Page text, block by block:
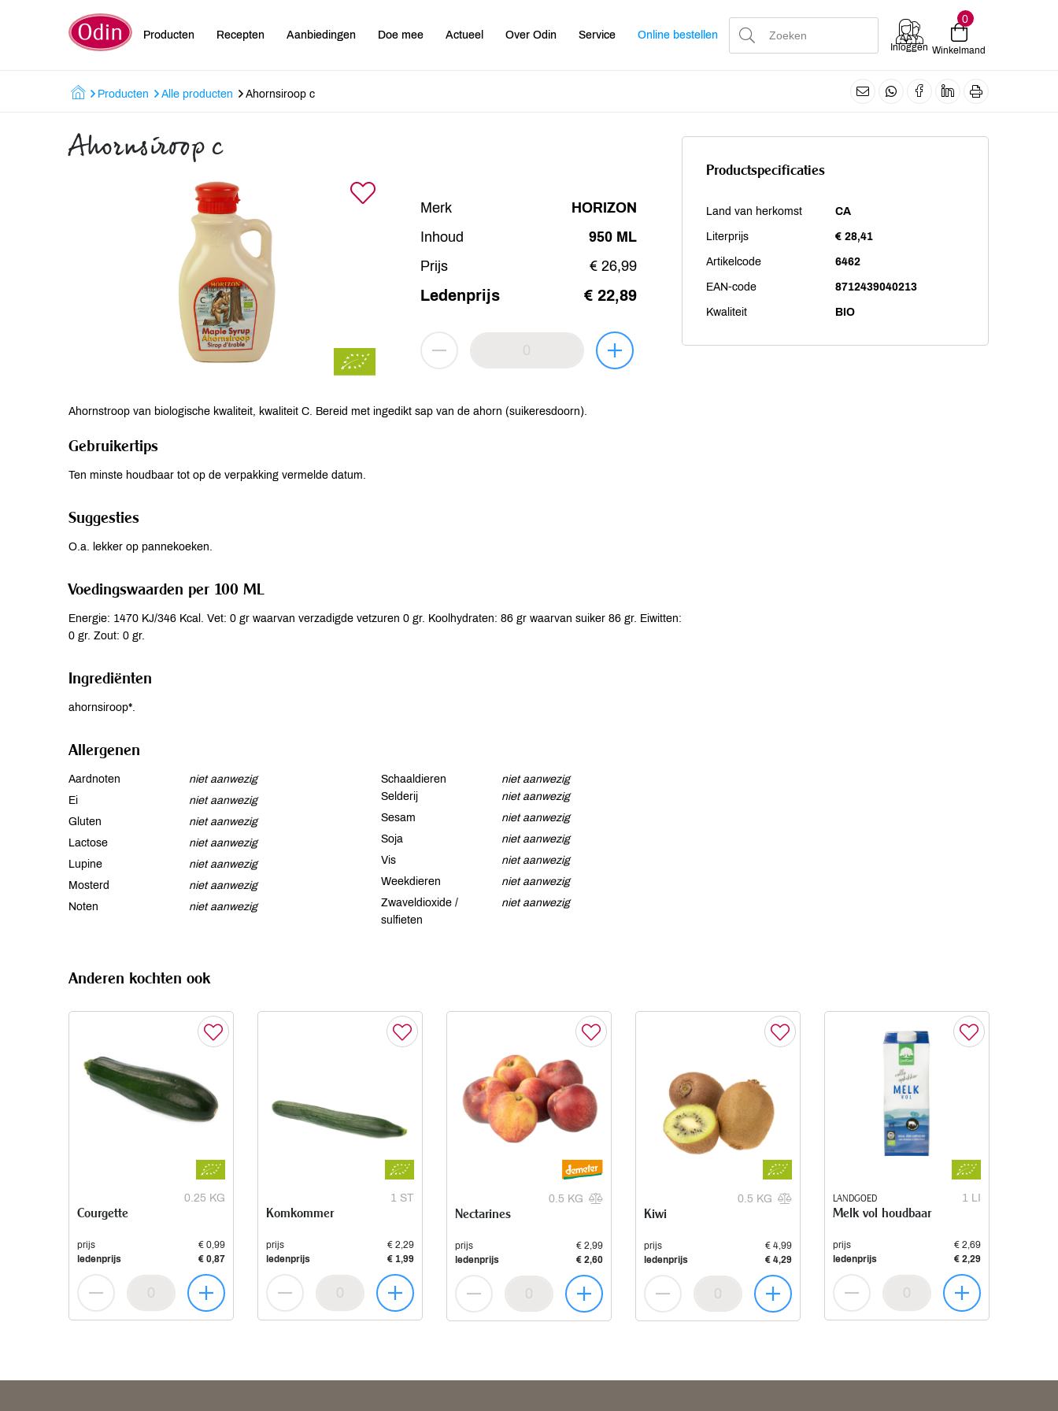
Producten Recepten Aanbiedingen Doe mee Actueel Over Odin Service Online bestellen
Inloggen
0
Winkelmand
Producten Alle producten Ahornsiroop c
Ahornsiroop c
Merk
HORIZON
Inhoud
950 ML
Prijs
€ 26,99
Ledenprijs € 22,89
Ahornstroop van biologische kwaliteit, kwaliteit C. Bereid met ingedikt sap van de ahorn (suikeresdoorn).
Gebruikertips
Ten minste houdbaar tot op de verpakking vermelde datum.
Suggesties
O.a. lekker op pannekoeken.
Voedingswaarden per 100 ML
Energie: 1470 KJ/346 Kcal. Vet: 0 gr waarvan verzadigde vetzuren 0 gr. Koolhydraten: 86 gr waarvan suiker 86 gr. Eiwitten:
0 gr. Zout: 0 gr.
Ingrediënten
ahornsiroop*.
Allergenen
Aardnoten
niet aanwezig
Ei
niet aanwezig
Gluten
niet aanwezig
Lactose
niet aanwezig
Lupine
niet aanwezig
Mosterd
niet aanwezig
Noten
niet aanwezig
Schaaldieren
niet aanwezig
Selderij
niet aanwezig
Sesam
niet aanwezig
Soja
niet aanwezig
Vis
niet aanwezig
Weekdieren
niet aanwezig
Zwaveldioxide /
sulfieten
niet aanwezig
Productspecificaties
Land van herkomst CA
Literprijs € 28,41
Artikelcode 6462
EAN-code 8712439040213
Kwaliteit BIO
Anderen kochten ook
0.25 KG
Courgette
prijs
€ 0,99
ledenprijs
€ 0,87
1 ST
Komkommer
prijs
€ 2,29
ledenprijs
€ 1,99
0.5 KG
Nectarines
prijs
€ 2,99
ledenprijs
€ 2,60
0.5 KG
Kiwi
prijs
€ 4,99
ledenprijs
€ 4,29
LANDGOED 1 LI
Melk vol houdbaar
prijs
€ 2,69
ledenprijs
€ 2,29